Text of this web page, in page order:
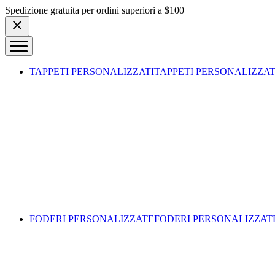
Skip to content
Spedizione gratuita per ordini superiori a $100
TAPPETI PERSONALIZZATITAPPETI
FODERI PERSONALIZZATEFODERI